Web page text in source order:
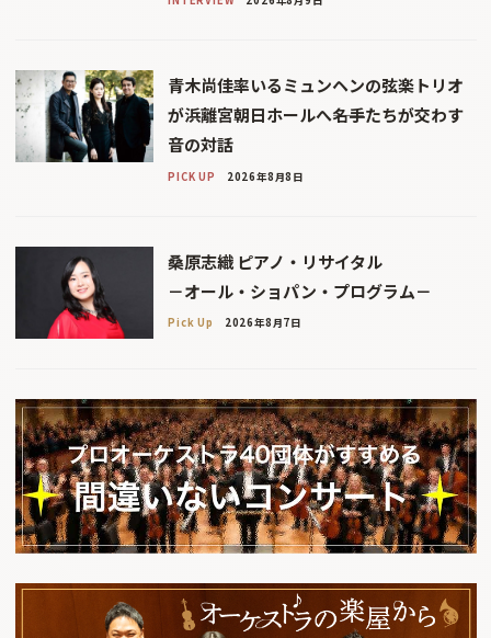
青木尚佳率いるミュンヘンの弦楽トリオ
が浜離宮朝日ホールへ――名手たちが交わす
音の対話
PICK UP 2026年8月8日
桑原志織 ピアノ・リサイタル
－オール・ショパン・プログラム－
Pick Up 2026年8月7日